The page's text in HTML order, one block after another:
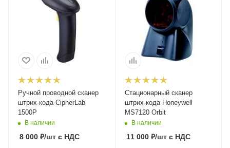
Ручной проводной сканер
штрих-кода CipherLab
1500P
В наличии
8 000 ₽/шт с НДС
Стационарный сканер
штрих-кода Honeywell
MS7120 Orbit
В наличии
11 000₽/штс НДС